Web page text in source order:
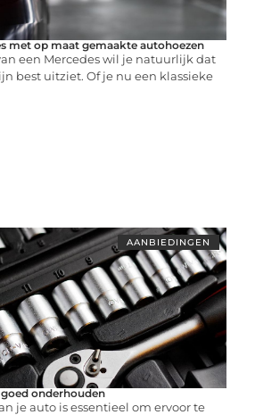
met op maat gemaakte autohoezen
een Mercedes wil je natuurlijk dat
best uitziet. Of je nu een klassieke
AANBIEDINGEN
onderhouden
je auto is essentieel om ervoor te